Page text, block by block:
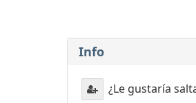
Info
¿Le gustaría